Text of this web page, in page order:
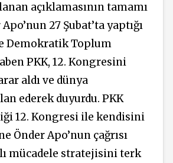
açıklamasının tamamı
27 Şubat’ta yaptığı
Demokratik Toplum
PKK, 12. Kongresini
aldı ve dünya
ederek duyurdu. PKK
12. Kongresi ile kendisini
Önder Apo’nun çağrısı
mücadele stratejisini terk